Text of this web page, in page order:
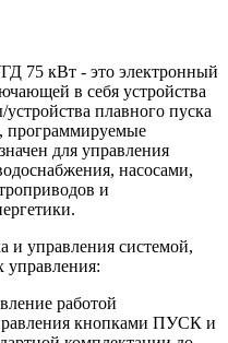
75 кВт - это электронный
в себя устройства
плавного пуска
программируемые
для управления
насосами,
и
и управления системой,
управления:
работой
кнопками ПУСК и